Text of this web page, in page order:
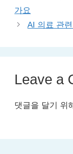
가요
AI 의료 관
Leave a
댓글을 달기 위